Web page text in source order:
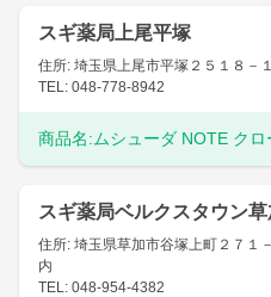
スギ薬局上尾平塚
住所: 埼玉県上尾市平塚２５１８－１
TEL: 048-778-8942
商品名: ムシューダ NOTE ク
スギ薬局ベルクスタウン
住所: 埼玉県草加市谷塚上町２７１
内
TEL: 048-954-4382